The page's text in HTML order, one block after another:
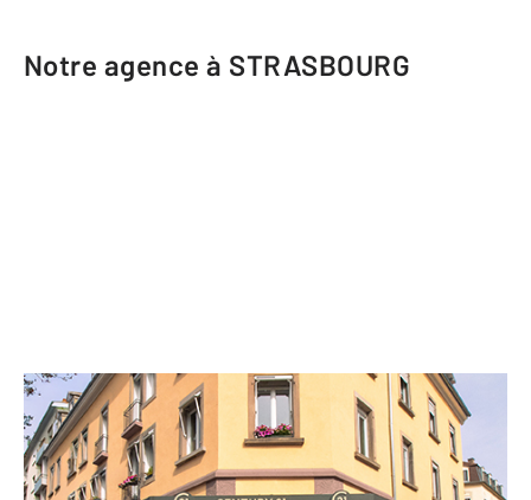
Notre agence à STRASBOURG
CENTURY 21 Etoile
69 Route du Polygone
STRASBOURG - 67100